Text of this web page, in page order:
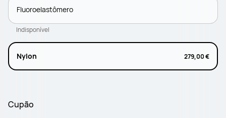
Fluoroelastômero
Indisponível
Nylon 279,00 €
Cupão